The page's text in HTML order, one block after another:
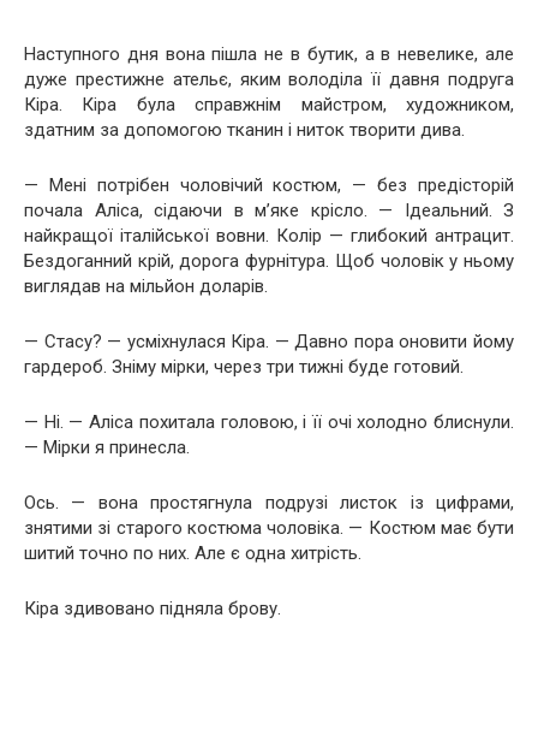
Наступного дня вона пішла не в бутик, а в невелике, але
дуже престижне ательє, яким володіла її давня подруга
Кіра. Кіра була справжнім майстром, художником,
здатним за допомогою тканин і ниток творити дива.
— Мені потрібен чоловічий костюм, — без предісторій
почала Аліса, сідаючи в м’яке крісло. — Ідеальний. З
найкращої італійської вовни. Колір — глибокий антрацит.
Бездоганний крій, дорога фурнітура. Щоб чоловік у ньому
виглядав на мільйон доларів.
— Стасу? — усміхнулася Кіра. — Давно пора оновити йому
гардероб. Зніму мірки, через три тижні буде готовий.
— Ні. — Аліса похитала головою, і її очі холодно блиснули.
— Мірки я принесла.
Ось. — вона простягнула подрузі листок із цифрами,
знятими зі старого костюма чоловіка. — Костюм має бути
шитий точно по них. Але є одна хитрість.
Кіра здивовано підняла брову.